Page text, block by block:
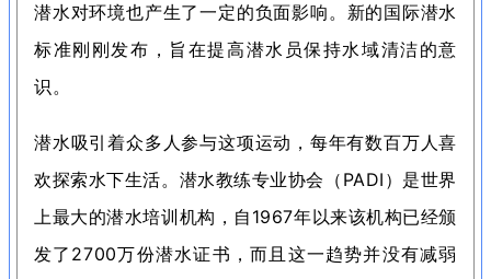
潜水对环境也产生了一定的负面影响。 新的国际潜水
标准刚刚发布，旨在提高潜水员保持水域清洁的意
识。
潜水吸引着众多人参与这项运动，每年有数百万人喜
欢探索水下生活。 潜水教练专业协会（PADI）是世界
上最大的潜水培训机构，自1967年以来该机构已经颁
发了2700万份潜水证书，而且这一趋势并没有减弱